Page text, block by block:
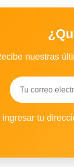
nuestras
ingresar tu